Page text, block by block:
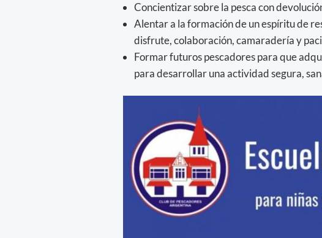
Concientizar sobre la pesca con
Alentar a la formación de un espíritu de
disfrute, colaboración, camaradería y
Formar futuros pescadores para que
para desarrollar una actividad segura,